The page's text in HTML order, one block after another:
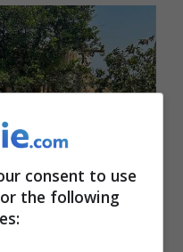
consent to use
the following